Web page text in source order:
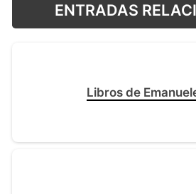
ENTRADAS
Libros de